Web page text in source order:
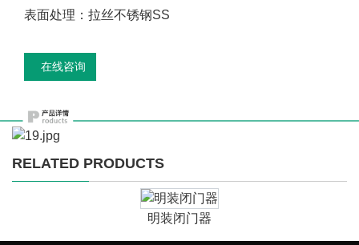
表面处理：拉丝不锈钢SS
在线咨询
RELATED PRODUCTS
明装闭门器